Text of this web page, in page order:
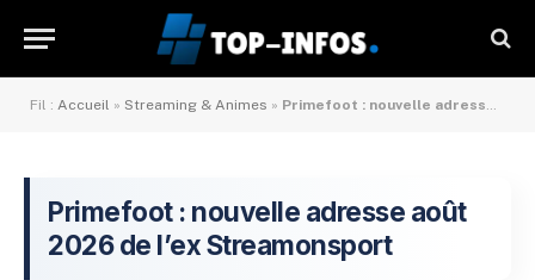
Fil : Accueil » Streaming & Animes » Primefoot : nouvelle adresse mai 2026 de l’ex Streamonsport
Primefoot : nouvelle adresse août
2026 de l’ex Streamonsport